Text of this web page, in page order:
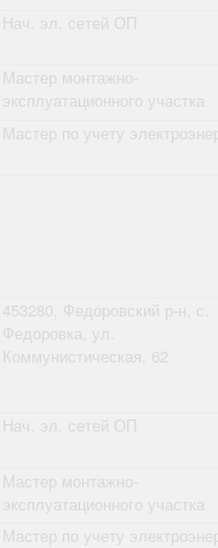
Нач. эл. сетей ОП
Мастер монтажно-
эксплуатационного участка
Мастер по учету
453280, Федоровский р-н, с.
Федоровка, ул.
Коммунистическая, 62
Нач. эл. сетей ОП
Мастер монтажно-
эксплуатационного участка
Мастер по учету